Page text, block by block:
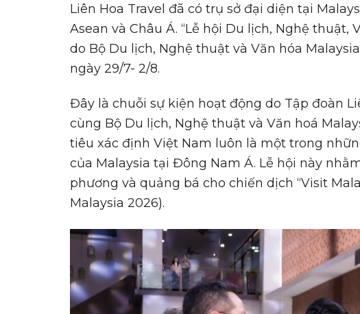
Liên Hoa Travel đã có trụ sở đại diện tại
Asean và Châu Á. “Lễ hội Du lịch, Nghệ thuật,
do Bộ Du lịch, Nghệ thuật và Văn hóa
ngày 29/7- 2/8.
Đây là chuỗi sự kiện hoạt động do Tập đoàn
cùng Bộ Du lịch, Nghệ thuật và Văn hoá
tiêu xác định Việt Nam luôn là một trong
của Malaysia tại Đông Nam Á. Lễ hội này
phương và quảng bá cho chiến dịch “Visit
Malaysia 2026).